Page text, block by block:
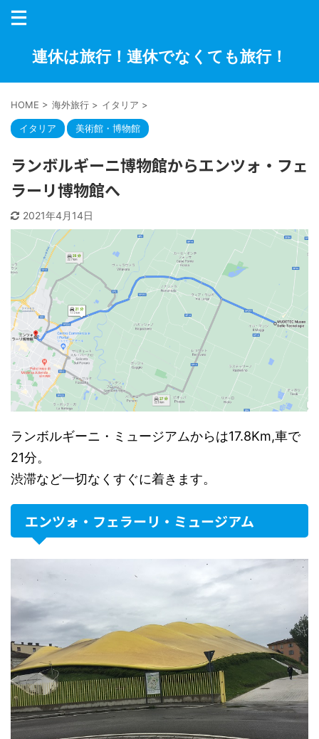
連休は旅行！連休でなくても旅行！
HOME > 海外旅行 > イタリア >
イタリア 美術館・博物館
ランボルギーニ博物館からエンツォ・フェ
ラーリ博物館へ
2021年4月14日
ランボルギーニ・ミュージアムからは17.8Km,車で
21分。
渋滞など一切なくすぐに着きます。
エンツォ・フェラーリ・ミュージアム